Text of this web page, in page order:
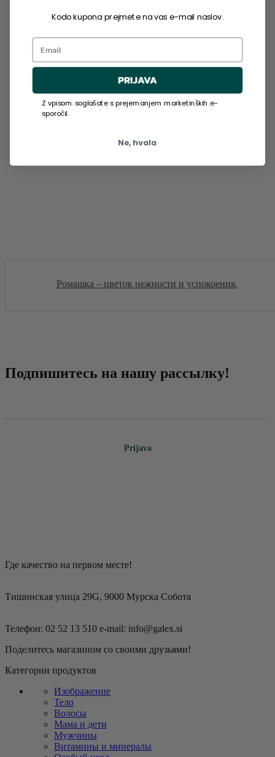
Ромашка – цветок нежности и успокоения.
Подпишитесь на нашу рассылку!
Prijava
Где качество на первом месте!
Тишинская улица 29G, 9000 Мурска Собота
Телефон: 02 52 13 510 e-mail: info@galex.si
Поделитесь магазином со своими друзьями!
Категории продуктов
Изображение
Тело
Волосы
Мама и дети
Мужчины
Витамины и минералы
Kodo kupona prejmete na vas e-mail naslov.
Email
PRIJAVA
Z vpisom soglašate s prejemanjem marketinških e-
sporočil.
Ne, hvala